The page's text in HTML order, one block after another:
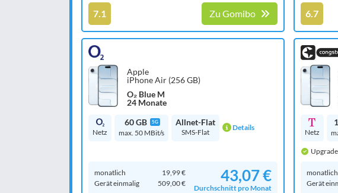
7.1 Zu Gomibo 6.7
Apple
iPhone Air (256 GB)
O₂ Blue M
24 Monate
Netz
60 GB 5G
max. 50 MBit/s
Allnet-Flat
SMS-Flat Details
monatlich
19,99 €
Gerät einmalig
509,00 € 43,07 €
Durchschnitt pro Monat
Netz
monatlich
Gerät